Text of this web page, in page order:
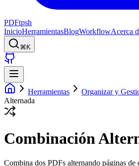
PDFtpsh
InicioHerramientasBlogWorkflowAcerca
⌘K
Herramientas Organizar y
Alternada
Combinación
Combina dos PDFs alternando páginas de